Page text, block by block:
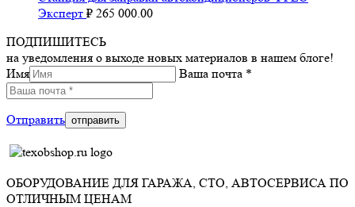
Эксперт ₽ 265 000.00
ПОДПИШИТЕСЬ
на уведомления о выходе новых материалов в нашем блоге!
Имя
Ваша почта *
Отправить
ОБОРУДОВАНИЕ ДЛЯ ГАРАЖА, СТО, АВТОСЕРВИСА ПО
ОТЛИЧНЫМ ЦЕНАМ